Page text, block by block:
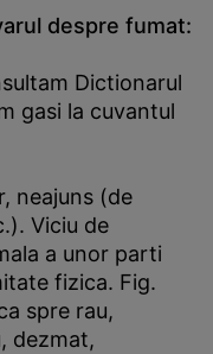
despre fumat:
Dictionarul
gasi la cuvantul
neajuns (de
Viciu de
a unor parti
fizica. Fig.
spre rau,
dezmat,